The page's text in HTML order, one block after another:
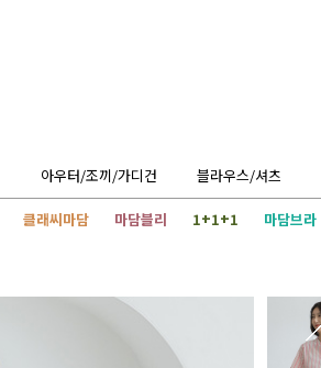
아우터/조끼/가디건 블라우스/셔츠
클래씨마담 마담블리 1+1+1 마담브라